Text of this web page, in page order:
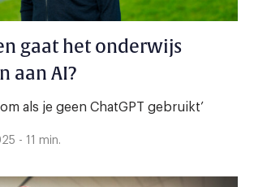
gaat het onderwijs
aan AI?
als je geen ChatGPT gebruikt’
- 11 min.